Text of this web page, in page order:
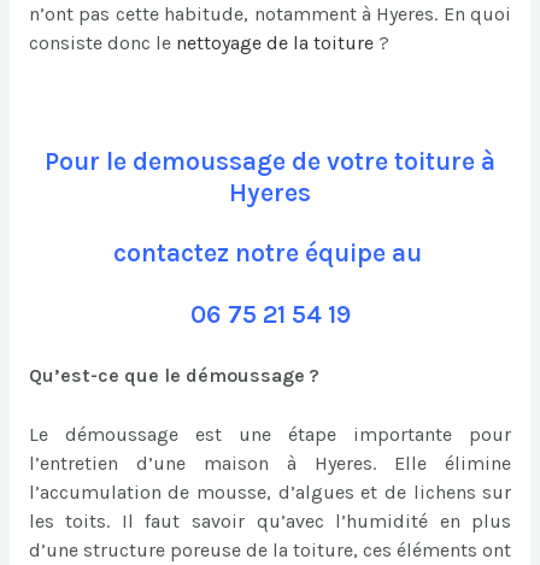
n’ont pas cette habitude, notamment à Hyeres. En quoi
consiste donc le nettoyage de la toiture ?
Pour le demoussage de votre toiture à
Hyeres
contactez notre équipe au
06 75 21 54 19
Qu’est-ce que le démoussage ?
Le démoussage est une étape importante pour
l’entretien d’une maison à Hyeres. Elle élimine
l’accumulation de mousse, d’algues et de lichens sur
les toits. Il faut savoir qu’avec l’humidité en plus
d’une structure poreuse de la toiture, ces éléments ont